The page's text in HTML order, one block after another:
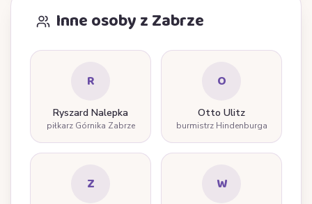
Inne osoby z Zabrze
R
Ryszard Nalepka
piłkarz Górnika Zabrze
O
Otto Ulitz
burmistrz Hindenburga
Z W